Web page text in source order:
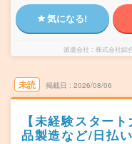
気になる!
派遣会社 株式会社綜
未読 掲載日 2026/08/06
【未経験スター
品製造など/日払